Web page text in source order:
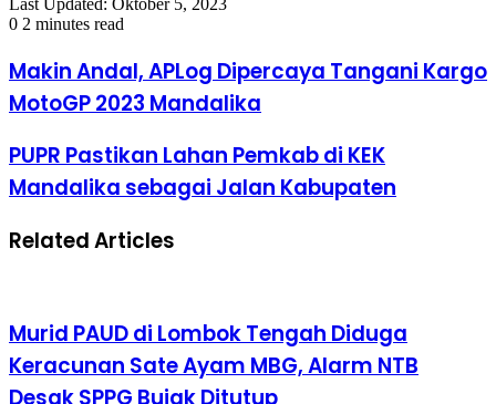
0 2 minutes read
Makin Andal, APLog Dipercaya Tangani Kargo
MotoGP 2023 Mandalika
PUPR Pastikan Lahan Pemkab di KEK
Mandalika sebagai Jalan Kabupaten
Related Articles
Murid PAUD di Lombok Tengah Diduga
Keracunan Sate Ayam MBG, Alarm NTB